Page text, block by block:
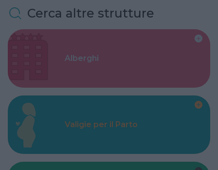
Cerca altre strutture
Alberghi
Valigie per il Parto